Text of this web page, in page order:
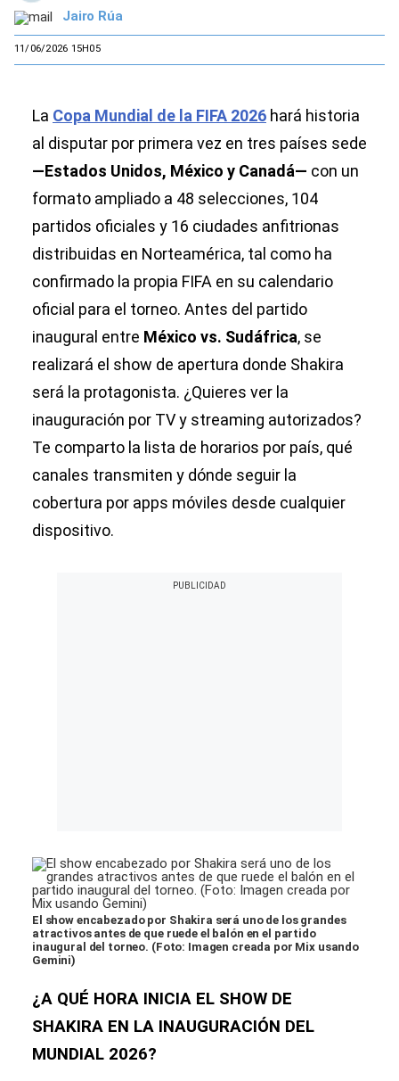
Jairo Rúa
11/06/2026 15H05
La Copa Mundial de la FIFA 2026 hará historia
al disputar por primera vez en tres países sede
—Estados Unidos, México y Canadá— con un
formato ampliado a 48 selecciones, 104
partidos oficiales y 16 ciudades anfitrionas
distribuidas en Norteamérica, tal como ha
confirmado la propia FIFA en su calendario
oficial para el torneo. Antes del partido
inaugural entre México vs. Sudáfrica, se
realizará el show de apertura donde Shakira
será la protagonista. ¿Quieres ver la
inauguración por TV y streaming autorizados?
Te comparto la lista de horarios por país, qué
canales transmiten y dónde seguir la
cobertura por apps móviles desde cualquier
dispositivo.
El show encabezado por Shakira será uno de los grandes
atractivos antes de que ruede el balón en el partido
inaugural del torneo. (Foto: Imagen creada por Mix usando
Gemini)
¿A QUÉ HORA INICIA EL SHOW DE
SHAKIRA EN LA INAUGURACIÓN DEL
MUNDIAL 2026?